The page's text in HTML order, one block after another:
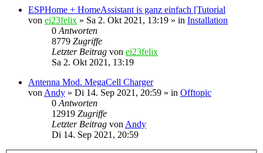
ESPHome + HomeAssistant is ganz einfach [Tutorial
von ei23felix » Sa 2. Okt 2021, 13:19 » in Installation
0 Antworten
8779 Zugriffe
Letzter Beitrag von ei23felix
Sa 2. Okt 2021, 13:19
Antenna Mod. MegaCell Charger
von Andy » Di 14. Sep 2021, 20:59 » in Offtopic
0 Antworten
12919 Zugriffe
Letzter Beitrag von Andy
Di 14. Sep 2021, 20:59